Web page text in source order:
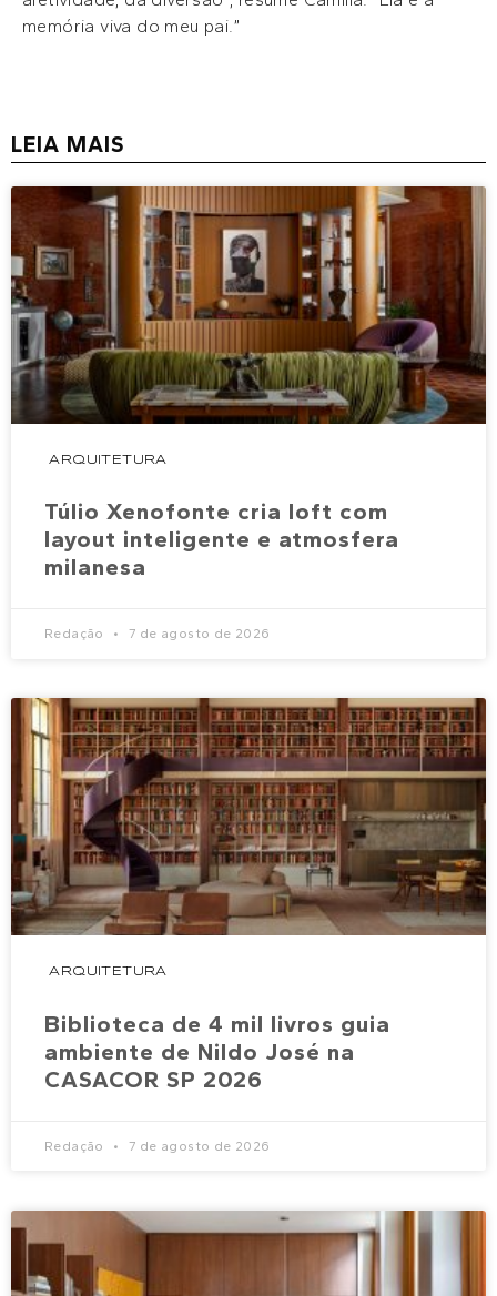
memória viva do meu pai.”
LEIA MAIS
ARQUITETURA
Túlio Xenofonte cria loft com
layout inteligente e atmosfera
milanesa
Redação 7 de agosto de 2026
ARQUITETURA
Biblioteca de 4 mil livros guia
ambiente de Nildo José na
CASACOR SP 2026
Redação 7 de agosto de 2026